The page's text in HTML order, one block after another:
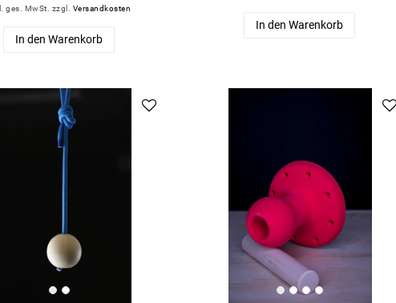
ges. MwSt. zzgl. Versandkosten
In den Warenkorb
In den Warenkorb